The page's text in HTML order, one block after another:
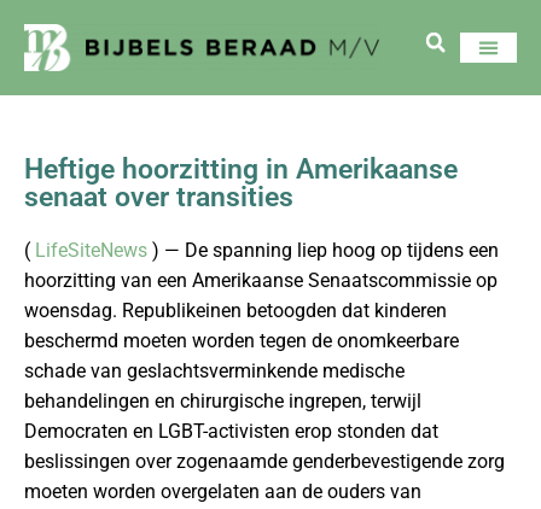
Heftige hoorzitting in Amerikaanse
senaat over transities
( LifeSiteNews ) — De spanning liep hoog op tijdens een
hoorzitting van een Amerikaanse Senaatscommissie op
woensdag. Republikeinen betoogden dat kinderen
beschermd moeten worden tegen de onomkeerbare
schade van geslachtsverminkende medische
behandelingen en chirurgische ingrepen, terwijl
Democraten en LGBT-activisten erop stonden dat
beslissingen over zogenaamde genderbevestigende zorg
moeten worden overgelaten aan de ouders van